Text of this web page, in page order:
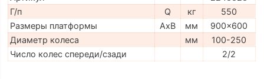
Г/п
Q кг
550
Размеры платформы
AxB мм
900x600
Диаметр колеса
мм
100-250
Число колес спереди/сзади
2/2